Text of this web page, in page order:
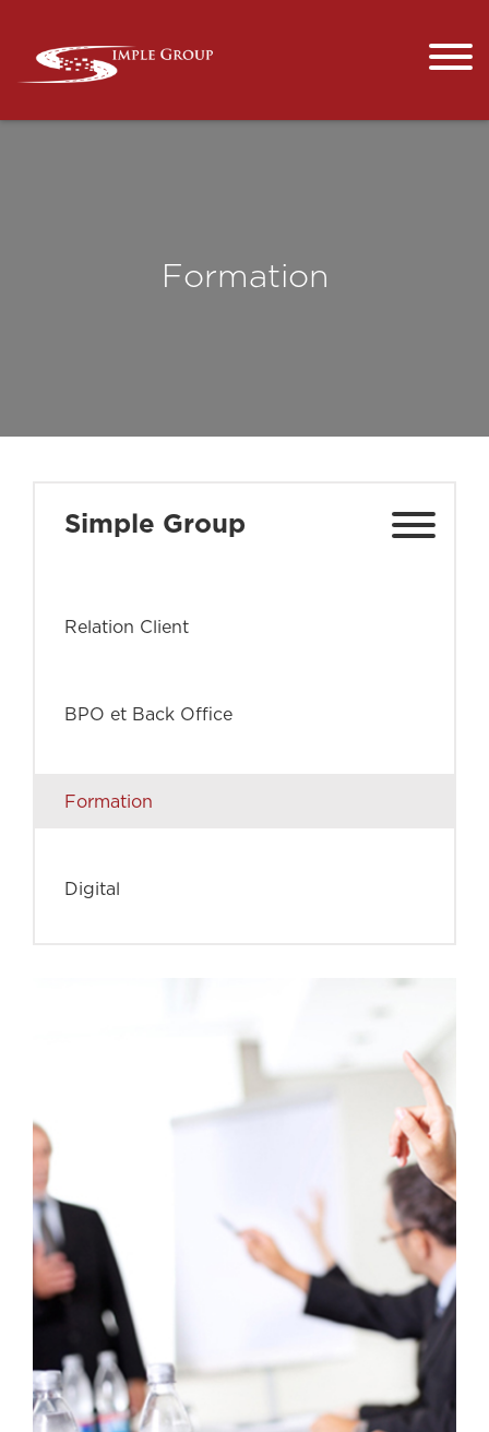
Formation
Simple Group
Relation Client
BPO et Back Office
Formation
Digital